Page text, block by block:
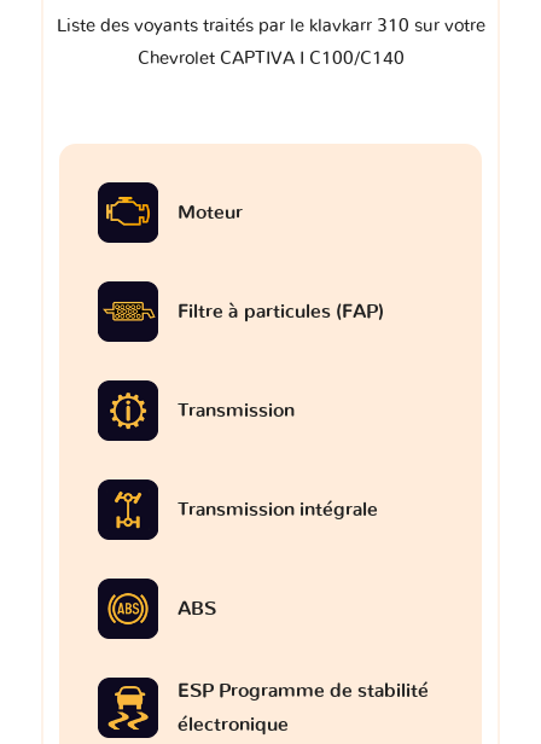
Liste des voyants traités par le klavkarr 310 sur votre
Chevrolet CAPTIVA I C100/C140
Moteur
Filtre à particules (FAP)
Transmission
Transmission intégrale
ABS
ESP Programme de stabilité
électronique